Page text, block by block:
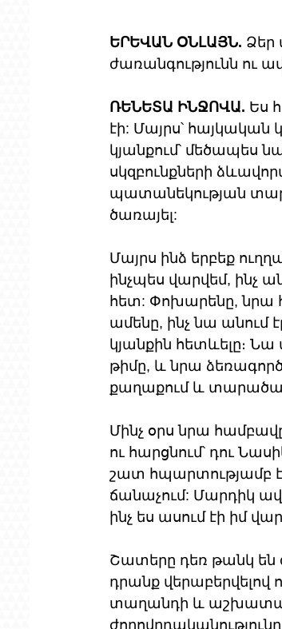
ԵՐԵՎԱՆ ՕՆԼԱՅՆ. Ձեր
ժառանգությունն ու
ՌԵՆԵՏԱ ԻՆՋՈՎԱ. Ես
էի: Մայրս՝ հայկական
կյանքում՝ մեծապես
սկզբունքների
պատանեկության
ծառայել:
Մայրս ինձ երբեք
ինչպես վարվեմ, ինչ
հետ: Փոխարենը, նրա
ամենը, ինչ նա
կյանքին հետևելը։
թիմը, և նրա
քաղաքում և
Մինչ օրս նրա
ու հարցնում՝ դու
շատ հպարտությամբ է
ճանաչում: Մարդիկ
ինչ ես ասում էի իմ
Շատերը դեռ թանկ
դրանք վերաբերվելով
տաղանդի և